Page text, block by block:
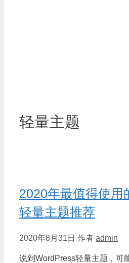
轻量主题
2020年最值得使用
轻量主题推荐
2020年8月31日 作者 admin
说到WordPress轻量主题，可